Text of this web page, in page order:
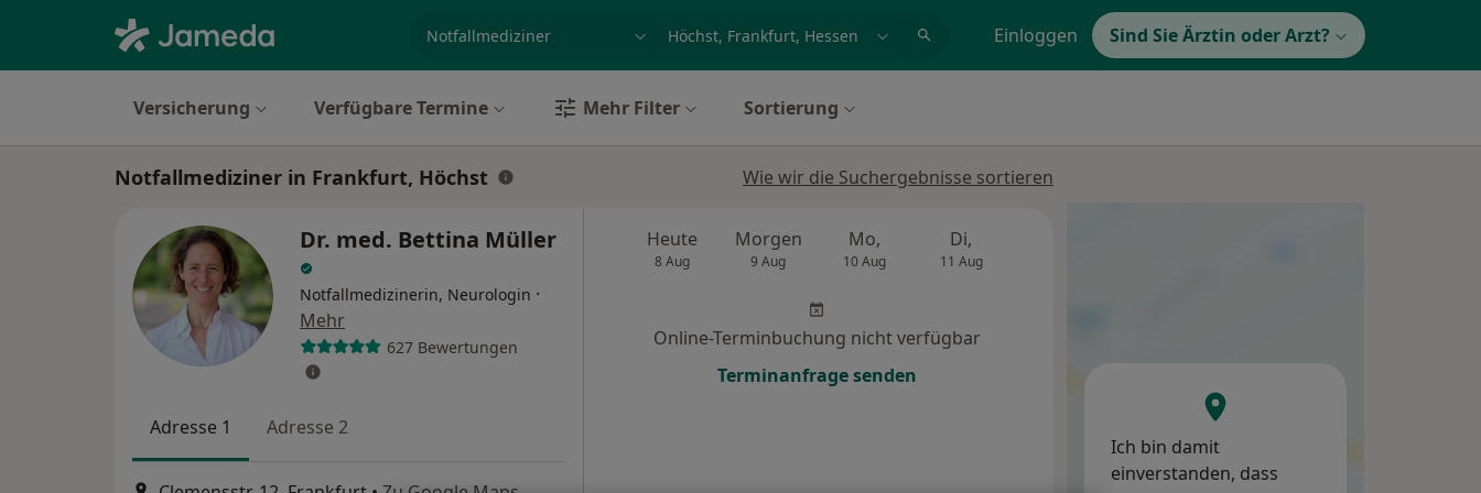
Einloggen Sind Sie Ärztin oder Arzt?
Versicherung Verfügbare Termine Mehr Filter Sortierung
Notfallmediziner in Frankfurt, Höchst Wie wir die Suchergebnisse sortieren
Dr. med. Bettina Müller
Notfallmedizinerin, Neurologin ·
Mehr
627 Bewertungen
Adresse 1 Adresse 2
Heute
8 Aug
Morgen
9 Aug
Mo,
10 Aug
Di,
11 Aug
Online-Terminbuchung nicht verfügbar
Terminanfrage senden
Ich bin damit
einverstanden, dass